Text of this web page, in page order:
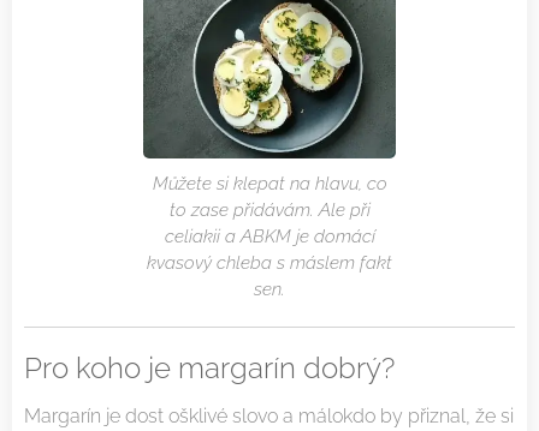
Můžete si klepat na hlavu, co
to zase přidávám. Ale při
celiakii a ABKM je domácí
kvasový chleba s máslem fakt
sen.
Pro koho je margarín dobrý?
Margarín je dost ošklivé slovo a málokdo by přiznal, že si